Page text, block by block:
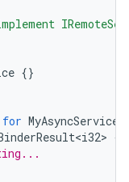
{}
for MyAsyncService
{